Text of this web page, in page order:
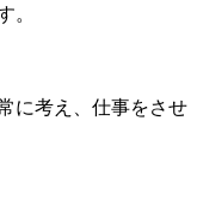
。
に考え、仕事をさせ